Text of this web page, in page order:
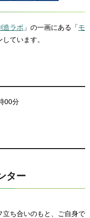
造ラボ 」の一画にある「モ
ています。
00分
ター
立ち合いのもと、ご自身で